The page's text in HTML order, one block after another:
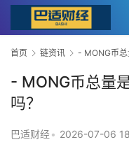
首页 链资讯 - MONG币总
- MONG币总量
吗？
巴适财经• 2026-07-06